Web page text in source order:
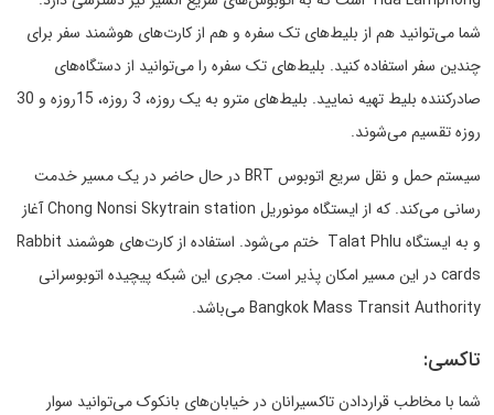
شما می‌توانید هم از بلیط‌های تک سفره و هم از کارت‌های هوشمند سفر برای
چندین سفر استفاده کنید. بلیط‌های تک سفره را می‌توانید از دستگاه‌های
صادرکننده بلیط تهیه نمایید. بلیط‌های مترو به یک روزه، 3 روزه، 15روزه و 30
روزه تقسیم می‌شوند.
سیستم حمل و نقل سریع اتوبوس BRT در حال حاضر در یک مسیر خدمت
رسانی می‌کند. که از ایستگاه مونوریل Chong Nonsi Skytrain station آغاز
و به ایستگاه Talat Phlu ختم می‌شود. استفاده از کارت‌های هوشمند Rabbit
cards در این مسیر امکان پذیر است. مجری این شبکه پیچیده اتوبوسرانی
Bangkok Mass Transit Authority می‌باشد.
تاکسی:
شما با مخاطب قراردادن تاکسیرانان در خیابان‌های بانکوک می‌توانید سوار